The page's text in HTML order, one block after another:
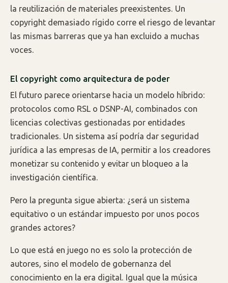
la reutilización de materiales preexistentes. Un
copyright demasiado rígido corre el riesgo de levantar
las mismas barreras que ya han excluido a muchas
voces.
El copyright como arquitectura de poder
El futuro parece orientarse hacia un modelo híbrido:
protocolos como RSL o DSNP-AI, combinados con
licencias colectivas gestionadas por entidades
tradicionales. Un sistema así podría dar seguridad
jurídica a las empresas de IA, permitir a los creadores
monetizar su contenido y evitar un bloqueo a la
investigación científica.
Pero la pregunta sigue abierta: ¿será un sistema
equitativo o un estándar impuesto por unos pocos
grandes actores?
Lo que está en juego no es solo la protección de
autores, sino el modelo de gobernanza del
conocimiento en la era digital. Igual que la música